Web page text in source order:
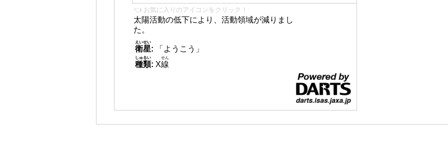
👈 お気に入りのアイコンをクリック！
太陽活動の低下により、活動領域が減りまし
た。
衛星
えいせい
:
「ようこう」
種類
しゅるい
: X線
せん